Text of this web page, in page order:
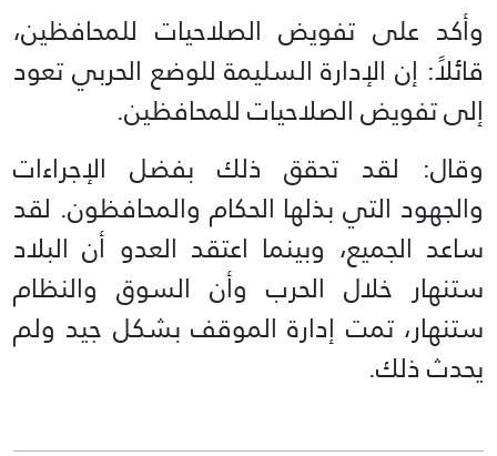
وأكد على تفويض الصلاحيات للمحافظين،
قائلاً: إن الإدارة السليمة للوضع الحربي تعود
إلى تفويض الصلاحيات للمحافظين.
وقال: لقد تحقق ذلك بفضل الإجراءات
والجهود التي بذلها الحكام والمحافظون. لقد
ساعد الجميع، وبينما اعتقد العدو أن البلاد
ستنهار خلال الحرب وأن السوق والنظام
ستنهار، تمت إدارة الموقف بشكل جيد ولم
يحدث ذلك.